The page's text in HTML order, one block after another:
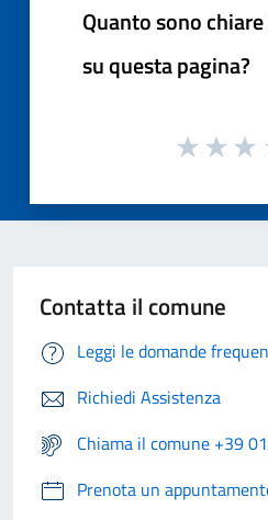
Quanto sono
su questa pagina?
Contatta il comune
Leggi le domande
Richiedi Assistenza
Chiama il comune +39
Prenota un